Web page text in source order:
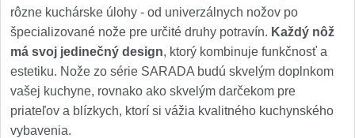
rôzne kuchárske úlohy - od univerzálnych nožov po
špecializované nože pre určité druhy potravín. Každý nôž
má svoj jedinečný design, ktorý kombinuje funkčnosť a
estetiku. Nože zo série SARADA budú skvelým doplnkom
vašej kuchyne, rovnako ako skvelým darčekom pre
priateľov a blízkych, ktorí si vážia kvalitného kuchynského
vybavenia.